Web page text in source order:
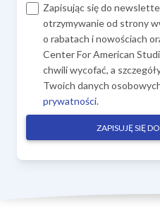
Zapisując się do
otrzymywanie od strony
o rabatach i nowościach
Center For American
chwili wycofać, a
Twoich danych
prywatności.
ZAPISUJĘ SIĘ